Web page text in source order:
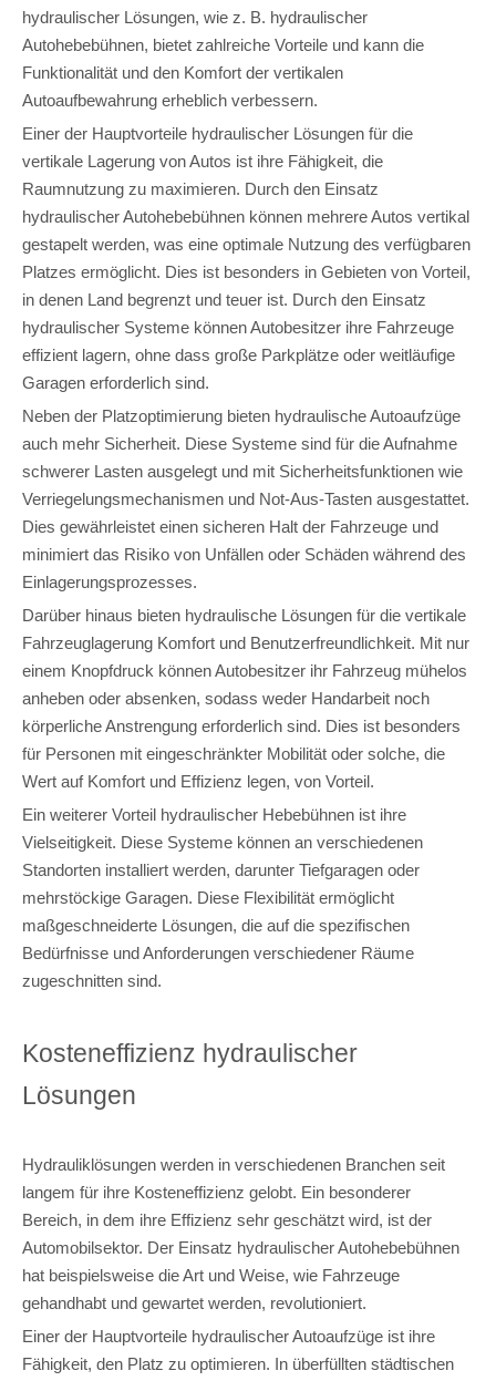
hydraulischer Lösungen, wie z. B. hydraulischer
Autohebebühnen, bietet zahlreiche Vorteile und kann die
Funktionalität und den Komfort der vertikalen
Autoaufbewahrung erheblich verbessern.
Einer der Hauptvorteile hydraulischer Lösungen für die
vertikale Lagerung von Autos ist ihre Fähigkeit, die
Raumnutzung zu maximieren. Durch den Einsatz
hydraulischer Autohebebühnen können mehrere Autos vertikal
gestapelt werden, was eine optimale Nutzung des verfügbaren
Platzes ermöglicht. Dies ist besonders in Gebieten von Vorteil,
in denen Land begrenzt und teuer ist. Durch den Einsatz
hydraulischer Systeme können Autobesitzer ihre Fahrzeuge
effizient lagern, ohne dass große Parkplätze oder weitläufige
Garagen erforderlich sind.
Neben der Platzoptimierung bieten hydraulische Autoaufzüge
auch mehr Sicherheit. Diese Systeme sind für die Aufnahme
schwerer Lasten ausgelegt und mit Sicherheitsfunktionen wie
Verriegelungsmechanismen und Not-Aus-Tasten ausgestattet.
Dies gewährleistet einen sicheren Halt der Fahrzeuge und
minimiert das Risiko von Unfällen oder Schäden während des
Einlagerungsprozesses.
Darüber hinaus bieten hydraulische Lösungen für die vertikale
Fahrzeuglagerung Komfort und Benutzerfreundlichkeit. Mit nur
einem Knopfdruck können Autobesitzer ihr Fahrzeug mühelos
anheben oder absenken, sodass weder Handarbeit noch
körperliche Anstrengung erforderlich sind. Dies ist besonders
für Personen mit eingeschränkter Mobilität oder solche, die
Wert auf Komfort und Effizienz legen, von Vorteil.
Ein weiterer Vorteil hydraulischer Hebebühnen ist ihre
Vielseitigkeit. Diese Systeme können an verschiedenen
Standorten installiert werden, darunter Tiefgaragen oder
mehrstöckige Garagen. Diese Flexibilität ermöglicht
maßgeschneiderte Lösungen, die auf die spezifischen
Bedürfnisse und Anforderungen verschiedener Räume
zugeschnitten sind.
Kosteneffizienz hydraulischer
Lösungen
Hydrauliklösungen werden in verschiedenen Branchen seit
langem für ihre Kosteneffizienz gelobt. Ein besonderer
Bereich, in dem ihre Effizienz sehr geschätzt wird, ist der
Automobilsektor. Der Einsatz hydraulischer Autohebebühnen
hat beispielsweise die Art und Weise, wie Fahrzeuge
gehandhabt und gewartet werden, revolutioniert.
Einer der Hauptvorteile hydraulischer Autoaufzüge ist ihre
Fähigkeit, den Platz zu optimieren. In überfüllten städtischen